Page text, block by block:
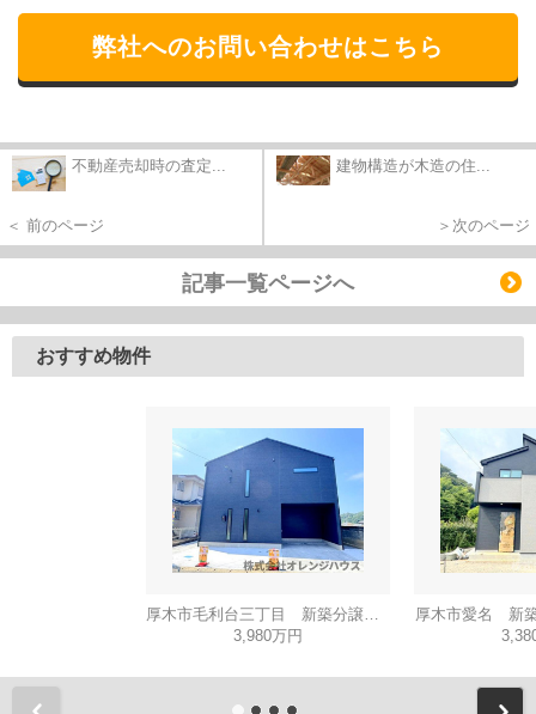
弊社へのお問い合わせはこちら
不動産売却時の査定...
＜ 前のページ
建物構造が木造の住...
＞次のページ
記事一覧ページへ
おすすめ物件
3,980万円
厚木市愛名 新